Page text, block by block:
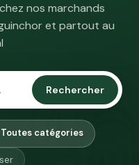
nos marchands
et partout au
Rechercher